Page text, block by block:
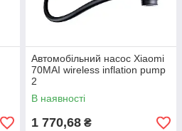
Автомобільний насос Xiaomi
70MAI wireless inflation pump
2
В наявності
1 770,68 ₴